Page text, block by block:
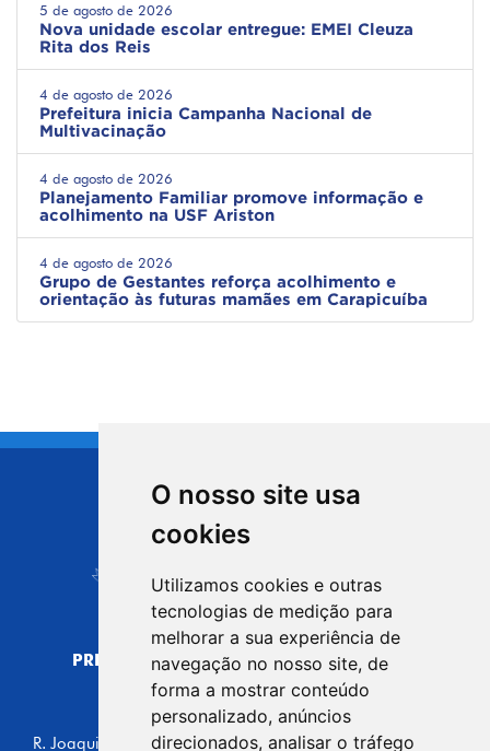
O nosso site usa
cookies
Utilizamos cookies e outras
tecnologias de medição para
melhorar a sua experiência de
navegação no nosso site, de
forma a mostrar conteúdo
personalizado, anúncios
direcionados, analisar o tráfego
5 de agosto de 2026
Nova unidade escolar entregue: EMEI Cleuza
Rita dos Reis
4 de agosto de 2026
Prefeitura inicia Campanha Nacional de
Multivacinação
4 de agosto de 2026
Planejamento Familiar promove informação e
acolhimento na USF Ariston
4 de agosto de 2026
Grupo de Gestantes reforça acolhimento e
orientação às futuras mamães em Carapicuíba
CIDADE DE
Carapicuíba
PREFEITURA MUNICIPAL DE CARAPICUÍBA
CNPJ: 44.892.693/0001-40
CENTRO ADMINISTRATIVO
R. Joaquim das Neves, 211 - Vila Caldas, Carapicuíba/SP